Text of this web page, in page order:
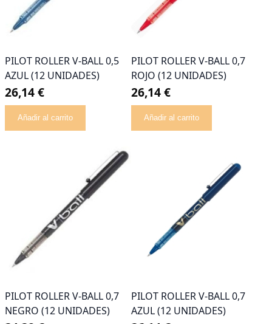
PILOT ROLLER V-BALL 0,5
AZUL (12 UNIDADES)
26,14 €
Añadir al carrito
PILOT ROLLER V-BALL 0,7
ROJO (12 UNIDADES)
26,14 €
Añadir al carrito
PILOT ROLLER V-BALL 0,7
NEGRO (12 UNIDADES)
PILOT ROLLER V-BALL 0,7
AZUL (12 UNIDADES)